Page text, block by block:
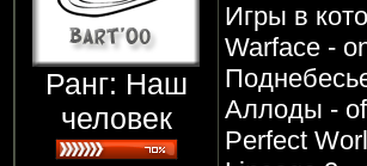
Ранг: Наш
человек
Игры в
Warface -
Аллоды -
Perfect